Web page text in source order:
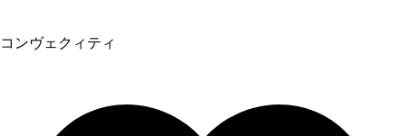
コンヴェクィティ